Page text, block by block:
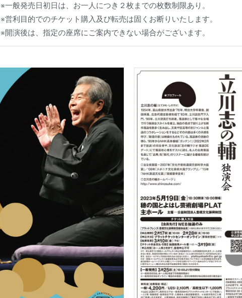
※一般発売日初日は、お一人につき２枚までの枚数制限あり。
※営利目的でのチケット購入及び転売は固くお断りいたします。
※開演後は、指定の座席にご案内できない場合がございます。